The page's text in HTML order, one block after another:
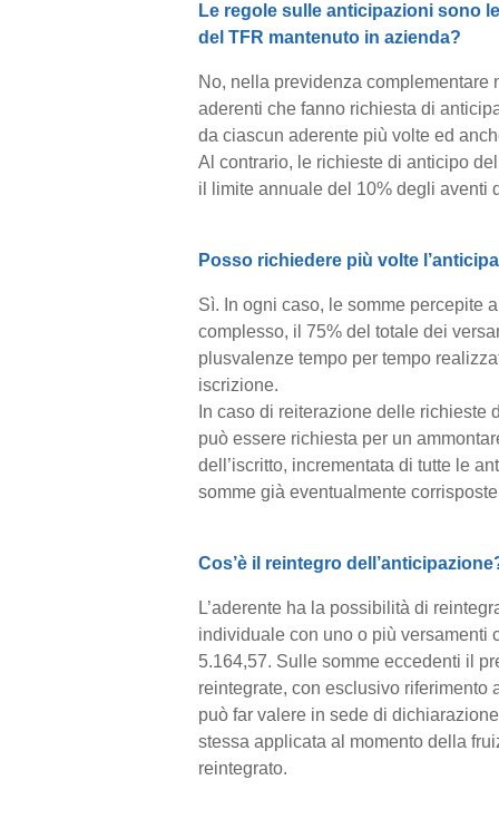
Le regole sulle anticipazioni sono
del TFR mantenuto in azienda?
No, nella previdenza
aderenti che fanno richiesta di
da ciascun aderente più volte ed
Al contrario, le richieste di anticipo
il limite annuale del 10% degli aventi
Posso richiedere più volte
Sì. In ogni caso, le somme percepite
complesso, il 75% del totale dei
plusvalenze tempo per tempo
iscrizione.
In caso di reiterazione delle richieste
può essere richiesta per un
dell’iscritto, incrementata di tutte le
somme già eventualmente
Cos’è il reintegro
L’aderente ha la possibilità di
individuale con uno o più versamenti
5.164,57. Sulle somme eccedenti il
reintegrate, con esclusivo riferimento
può far valere in sede di
stessa applicata al momento della
reintegrato.